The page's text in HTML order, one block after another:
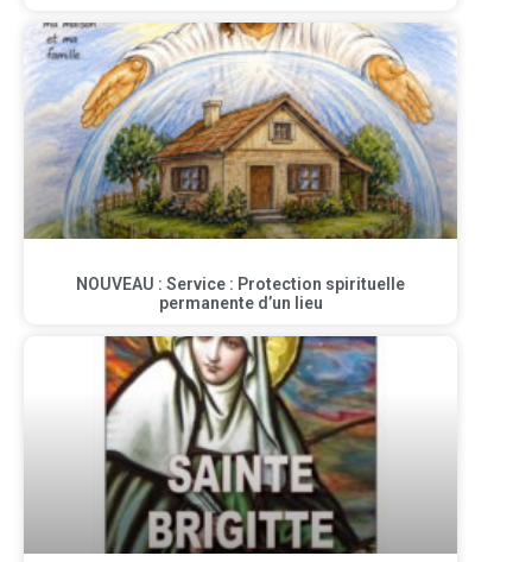
NOUVEAU : Service : Protection spirituelle
permanente d’un lieu